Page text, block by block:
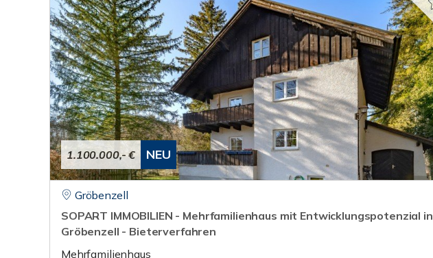
1.100.000,- € NEU
Gröbenzell
SOPART IMMOBILIEN - Mehrfamilienhaus mit Entwicklungspotenzial in
Gröbenzell - Bieterverfahren
Mehrfamilienhaus